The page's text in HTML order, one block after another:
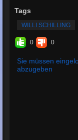
Tags
WILLI SCHILLING
0 0
Sie müssen
abzugeben